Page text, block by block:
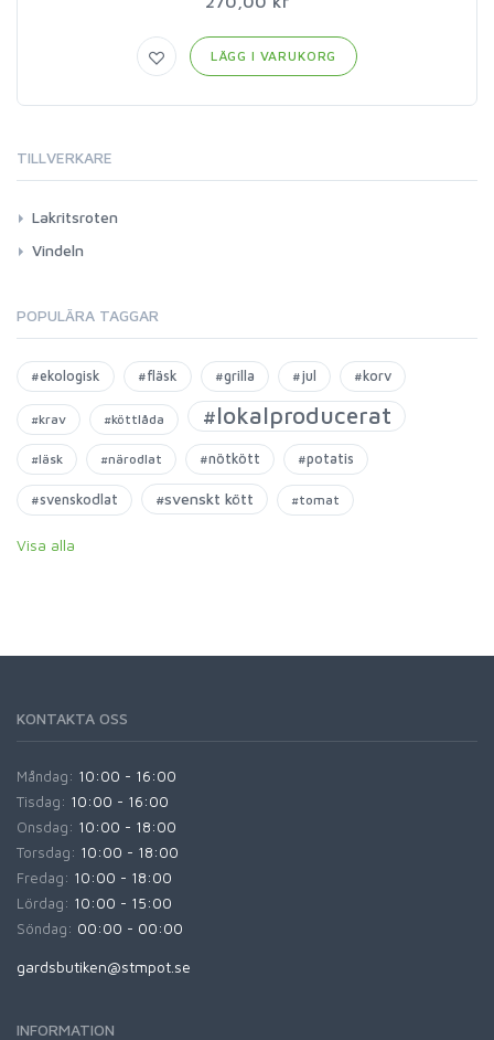
LÄGG I VARUKORG
TILLVERKARE
Lakritsroten
Vindeln
POPULÄRA TAGGAR
#ekologisk #fläsk #grilla #jul #korv
#krav #köttlåda #lokalproducerat
#läsk #närodlat #nötkött #potatis
#svenskodlat #svenskt kött #tomat
Visa alla
KONTAKTA OSS
Måndag: 10:00 - 16:00
Tisdag: 10:00 - 16:00
Onsdag: 10:00 - 18:00
Torsdag: 10:00 - 18:00
Fredag: 10:00 - 18:00
Lördag: 10:00 - 15:00
Söndag: 00:00 - 00:00
gardsbutiken@stmpot.se
INFORMATION